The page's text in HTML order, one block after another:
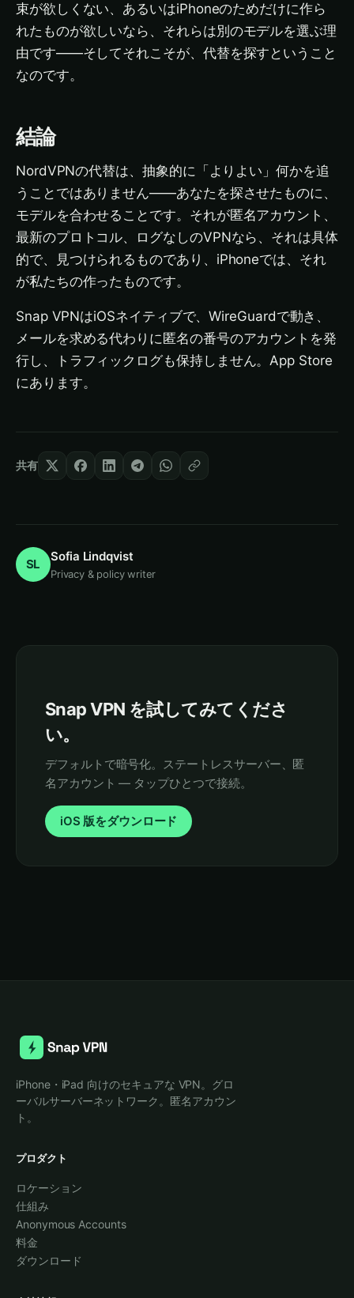
束が欲しくない、あるいはiPhoneのためだけに作ら
れたものが欲しいなら、それらは別のモデルを選ぶ理
由です——そしてそれこそが、代替を探すということ
なのです。
結論
NordVPNの代替は、抽象的に「よりよい」何かを追
うことではありません——あなたを探させたものに、
モデルを合わせることです。それが匿名アカウント、
最新のプロトコル、ログなしのVPNなら、それは具体
的で、見つけられるものであり、iPhoneでは、それ
が私たちの作ったものです。
Snap VPNはiOSネイティブで、WireGuardで動き、
メールを求める代わりに匿名の番号のアカウントを発
行し、トラフィックログも保持しません。App Store
にあります。
共有
SL
Sofia Lindqvist
Privacy & policy writer
Snap VPN を試してみてくださ
い。
デフォルトで暗号化。ステートレスサーバー、匿
名アカウント — タップひとつで接続。
iOS 版をダウンロード
iPhone・iPad 向けのセキュアな VPN。グロ
ーバルサーバーネットワーク。匿名アカウン
ト。
プロダクト
ロケーション
仕組み
Anonymous Accounts
料金
ダウンロード